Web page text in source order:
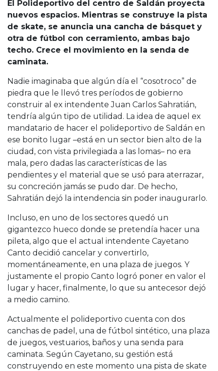
Cruz del Eje
Corredor de Ansenuza
La Carlota y zona
Laboulaye y sur
Despeñaderos
El Polideportivo del centro de Saldán proyecta
nuevos espacios. Mientras se construye la pista
de skate, se anuncia una cancha de básquet y
otra de fútbol con cerramiento, ambas bajo
techo. Crece el movimiento en la senda de
caminata.
Nadie imaginaba que algún día el “cosotroco” de
piedra que le llevó tres períodos de gobierno
construir al ex intendente Juan Carlos Sahratián,
tendría algún tipo de utilidad. La idea de aquel ex
mandatario de hacer el polideportivo de Saldán en
ese bonito lugar –está en un sector bien alto de la
ciudad, con vista privilegiada a las lomas– no era
mala, pero dadas las características de las
pendientes y el material que se usó para aterrazar,
su concreción jamás se pudo dar. De hecho,
Sahratián dejó la intendencia sin poder inaugurarlo.
Incluso, en uno de los sectores quedó un
gigantezco hueco donde se pretendía hacer una
pileta, algo que el actual intendente Cayetano
Canto decidió cancelar y convertirlo,
momentáneamente, en una plaza de juegos. Y
justamente el propio Canto logró poner en valor el
lugar y hacer, finalmente, lo que su antecesor dejó
a medio camino.
Actualmente el polideportivo cuenta con dos
canchas de padel, una de fútbol sintético, una plaza
de juegos, vestuarios, baños y una senda para
caminata. Según Cayetano, su gestión está
construyendo en este momento una pista de skate